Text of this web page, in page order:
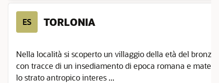
ES TORLONIA
Nella località si scoperto un villaggio della età del
con tracce di un insediamento di epoca romana e
lo strato antropico interes ...